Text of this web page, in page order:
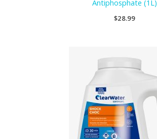
Antiphosphate (1L)
$28.99